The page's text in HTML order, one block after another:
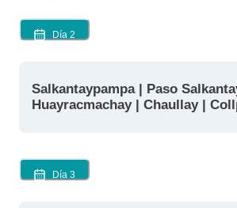
Día 2
Salkantaypampa | Paso
Huayracmachay | Chaullay |
Día 3